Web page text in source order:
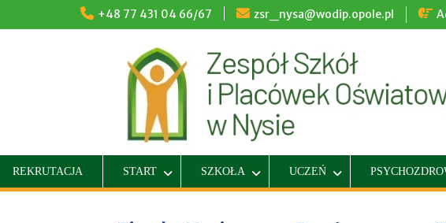
+48 77 431 04 66/67 zsr_nysa@wodip.opole.pl
REKRUTACJA START SZKOŁA UCZEŃ